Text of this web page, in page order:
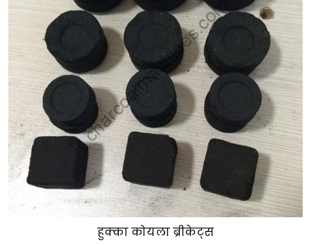
हुक्का कोयला ब्रीकेट्स